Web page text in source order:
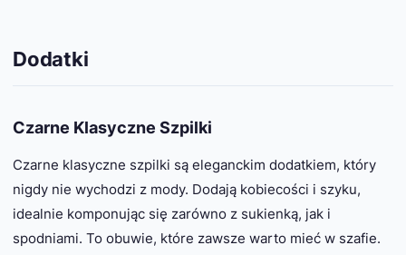
Dodatki
Czarne Klasyczne Szpilki
Czarne klasyczne szpilki są eleganckim dodatkiem, który
nigdy nie wychodzi z mody. Dodają kobiecości i szyku,
idealnie komponując się zarówno z sukienką, jak i
spodniami. To obuwie, które zawsze warto mieć w szafie.